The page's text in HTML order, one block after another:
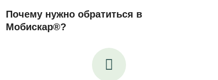
Почему нужно обратиться в
Мобискар®?